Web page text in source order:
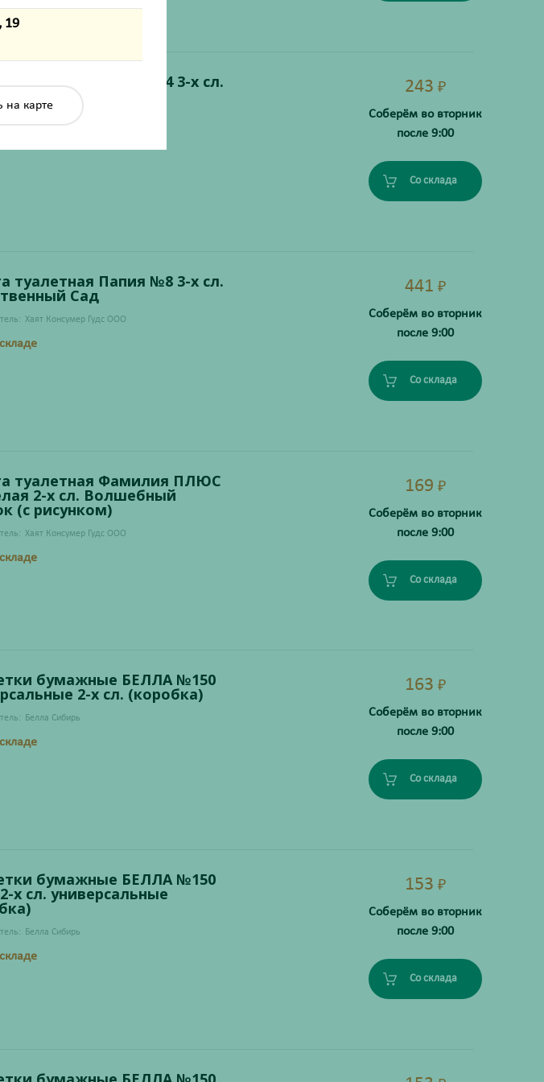
туалетная Папия №4 3-х сл.
Мечта 243 ₽
Соберём во вторник
после 9:00
Со склада
туалетная Папия №8 3-х сл.
Сад
Хаят Консумер Гудс ООО
441 ₽
Соберём во вторник
после 9:00
Со склада
туалетная Фамилия ПЛЮС
2-х сл. Волшебный
(с рисунком)
Хаят Консумер Гудс ООО
169 ₽
Соберём во вторник
после 9:00
Со склада
бумажные БЕЛЛА №150
2-х сл. (коробка)
Белла Сибирь
163 ₽
Соберём во вторник
после 9:00
Со склада
бумажные БЕЛЛА №150
х сл. универсальные
Белла Сибирь
153 ₽
Соберём во вторник
после 9:00
Со склада
19
на карте